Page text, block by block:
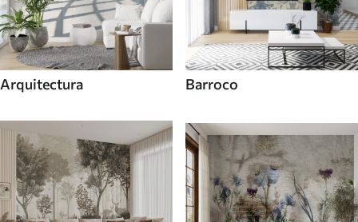
Arquitectura Barroco